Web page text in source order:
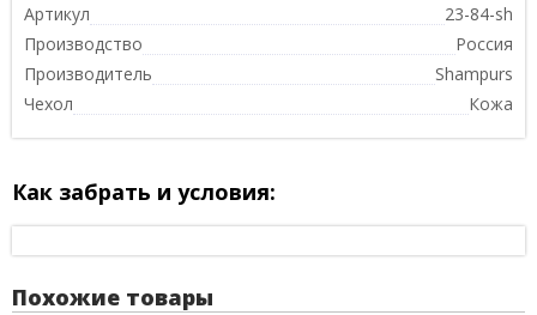
Артикул
23-84-sh
Производство
Россия
Производитель
Shampurs
Чехол
Кожа
Как забрать и условия:
Похожие товары